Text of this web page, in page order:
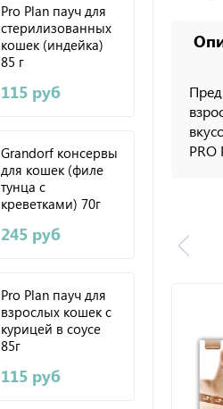
Pro Plan пауч для
стерилизованных
кошек (индейка)
85 г
115 руб
Grandorf консервы
для кошек (филе
тунца с
креветками) 70г
245 руб
Pro Plan пауч для
взрослых кошек с
курицей в соусе
85г
115 руб
PRO